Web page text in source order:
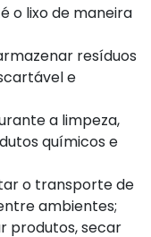
o lixo de maneira
resíduos
e
a limpeza,
químicos e
o transporte de
ambientes;
produtos, secar